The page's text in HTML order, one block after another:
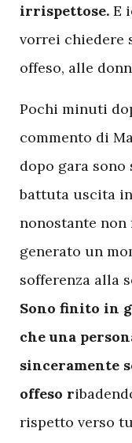
irrispettose. E
vorrei chiedere
offeso, alle
Pochi minuti
commento di
dopo gara
battuta uscita
nonostante
generato un
sofferenza alla
Sono finito in
che una
sinceramente
offeso r
rispetto verso